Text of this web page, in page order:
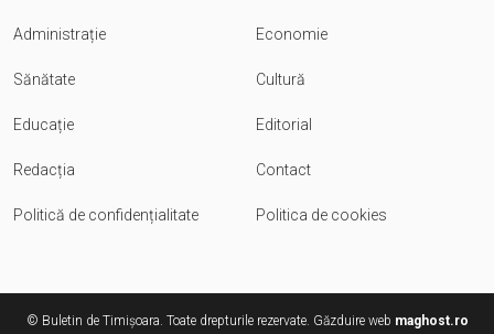
Administrație Economie
Sănătate Cultură
Educație Editorial
Redacția Contact
Politică de confidențialitate Politica de cookies
© Buletin de Timișoara. Toate drepturile rezervate. Găzduire web maghost.ro